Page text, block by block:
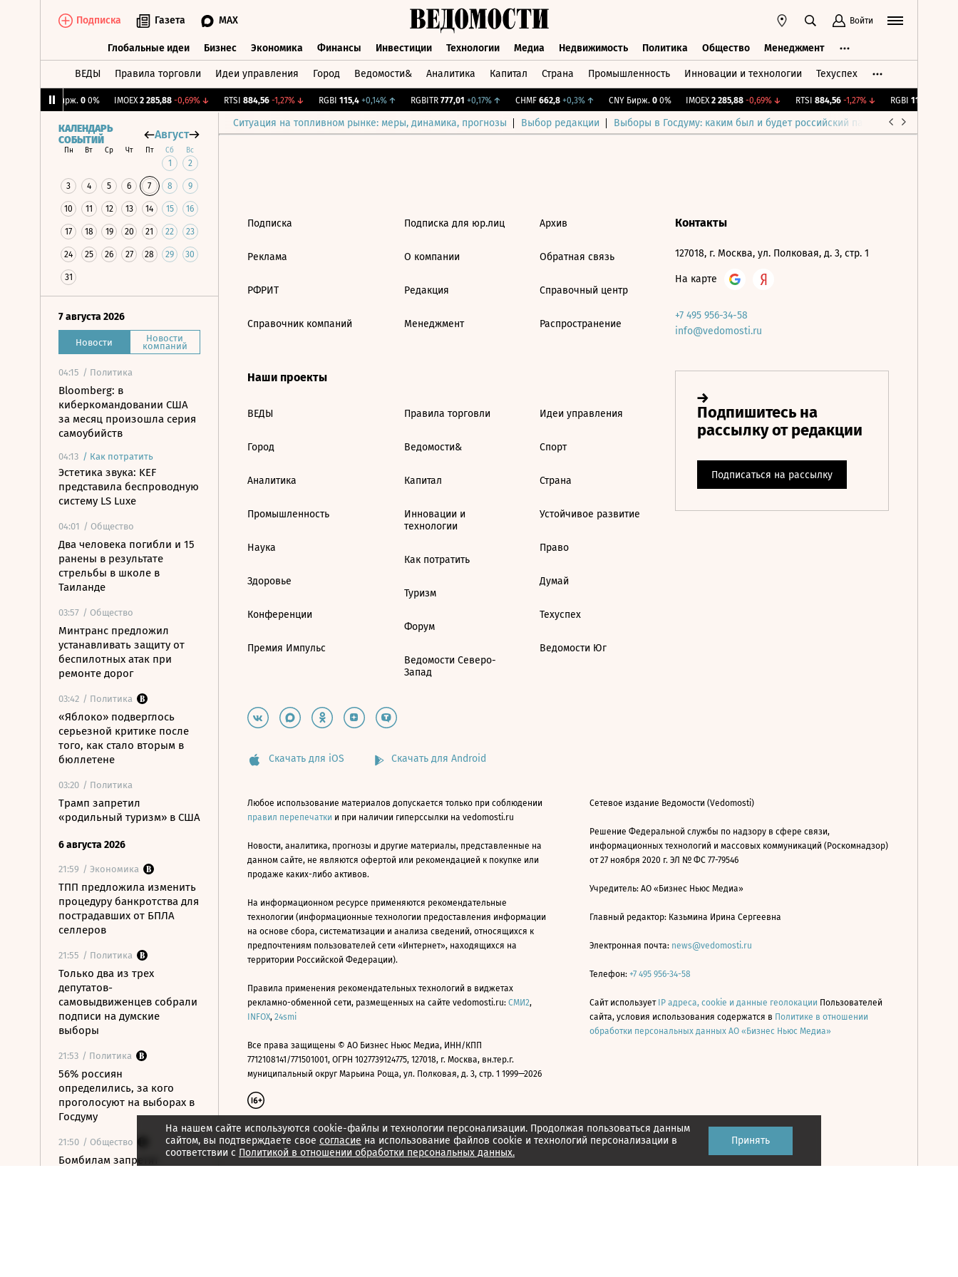
Подписка Газета MAX Войти
Глобальные идеи Бизнес Экономика Финансы Инвестиции Технологии Медиа Недвижимость Политика Общество Менеджмент
ВЕДЫ Правила торговли Идеи управления Город Ведомости& Аналитика Капитал Страна Промышленность Инновации и технологии Техуспех
CNY Бирж. 0 0% IMOEX 2 285,88 -0,69%↓ RTSI 884,56 -1,27%↓ RGBI 115,4 +0,14%↑ RGBITR 777,01 +0,17%↑ CHMF 662,8 +0,3%↑ CNY Бирж. 0 0% IMOEX 2 285,88 -0,69%↓ RTSI 884,56 -1,27%↓ RGBI 115,4
Ситуация на топливном рынке: меры, динамика, прогнозы Выбор редакции Выборы в Госдуму: каким был и будет российский парламент
КАЛЕНДАРЬ
СОБЫТИЙ
Август
Пн Вт Ср Чт Пт Сб Вс
1 2
3 4 5 6 7 8 9
10 11 12 13 14 15 16
17 18 19 20 21 22 23
24 25 26 27 28 29 30
31
7 августа 2026
Новости Новости
компаний
04:15 / Политика
Bloomberg: в
киберкомандовании США
за месяц произошла серия
самоубийств
04:13 / Как потратить
Эстетика звука: KEF
представила беспроводную
систему LS Luxe
04:01 / Общество
Два человека погибли и 15
ранены в результате
стрельбы в школе в
Таиланде
03:57 / Общество
Минтранс предложил
устанавливать защиту от
беспилотных атак при
ремонте дорог
03:42 / Политика
«Яблоко» подверглось
серьезной критике после
того, как стало вторым в
бюллетене
03:20 / Политика
Трамп запретил
«родильный туризм» в США
6 августа 2026
21:59 / Экономика
ТПП предложила изменить
процедуру банкротства для
пострадавших от БПЛА
селлеров
21:55 / Политика
Только два из трех
депутатов-
самовыдвиженцев собрали
подписи на думские
выборы
21:53 / Политика
56% россиян
определились, за кого
проголосуют на выборах в
Госдуму
21:50 / Общество
Бомбилам запретят
На нашем сайте используются cookie-файлы и технологии персонализации. Продолжая пользоваться данным
сайтом, вы подтверждаете свое согласие на использование файлов cookie и технологий персонализации в
соответствии с Политикой в отношении обработки персональных данных.
Принять
Подписка
Реклама
РФРИТ
Справочник компаний
Подписка для юр.лиц
О компании
Редакция
Менеджмент
Архив
Обратная связь
Справочный центр
Распространение
Наши проекты
ВЕДЫ
Город
Аналитика
Промышленность
Наука
Здоровье
Конференции
Премия Импульс
Правила торговли
Ведомости&
Капитал
Инновации и
технологии
Как потратить
Туризм
Форум
Ведомости Северо-
Запад
Идеи управления
Спорт
Страна
Устойчивое развитие
Право
Думай
Техуспех
Ведомости Юг
Контакты
127018, г. Москва, ул. Полковая, д. 3, стр. 1
На карте
+7 495 956-34-58
info@vedomosti.ru
Скачать для iOS Скачать для Android
Любое использование материалов допускается только при соблюдении
правил перепечатки и при наличии гиперссылки на vedomosti.ru
Новости, аналитика, прогнозы и другие материалы, представленные на
данном сайте, не являются офертой или рекомендацией к покупке или
продаже каких-либо активов.
На информационном ресурсе применяются рекомендательные
технологии (информационные технологии предоставления информации
на основе сбора, систематизации и анализа сведений, относящихся к
предпочтениям пользователей сети «Интернет», находящихся на
территории Российской Федерации).
Правила применения рекомендательных технологий в виджетах
рекламно-обменной сети, размещенных на сайте vedomosti.ru: СМИ2,
INFOX, 24smi
Все права защищены © АО Бизнес Ньюс Медиа, ИНН/КПП
7712108141/771501001, ОГРН 1027739124775, 127018, г. Москва, вн.тер.г.
муниципальный округ Марьина Роща, ул. Полковая, д. 3, стр. 1 1999—2026
Сетевое издание Ведомости (Vedomosti)
Решение Федеральной службы по надзору в сфере связи,
информационных технологий и массовых коммуникаций (Роскомнадзор)
от 27 ноября 2020 г. ЭЛ № ФС 77-79546
Учредитель: АО «Бизнес Ньюс Медиа»
Главный редактор: Казьмина Ирина Сергеевна
Электронная почта: news@vedomosti.ru
Телефон: +7 495 956-34-58
Сайт использует IP адреса, cookie и данные геолокации Пользователей
сайта, условия использования содержатся в Политике в отношении
обработки персональных данных АО «Бизнес Ньюс Медиа»